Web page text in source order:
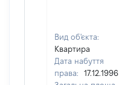
Вид об'єкта:
Квартира
Дата набуття
права:
17.12.1996